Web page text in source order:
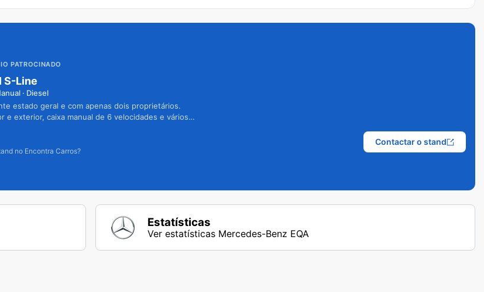
PATROCINADO
S-Line
· Diesel
estado geral e com apenas dois proprietários.
e exterior, caixa manual de 6 velocidades e vários
no Encontra Carros?
Contactar o stand
Estatísticas
Ver estatísticas Mercedes-Benz EQA